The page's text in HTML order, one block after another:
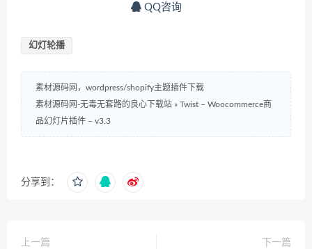
QQ咨询
幻灯轮播
素材源码网，wordpress/shopify主题插件下载
素材源码网-无毒无套路的良心下载站 » Twist – Woocommerce商
品幻灯片插件 – v3.3
分享到：
上一篇
下一篇